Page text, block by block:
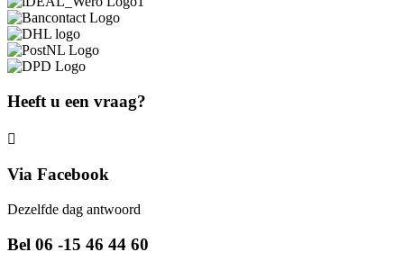
Heeft u een vraag?
Via Facebook
Dezelfde dag antwoord
Bel 06 -15 46 44 60